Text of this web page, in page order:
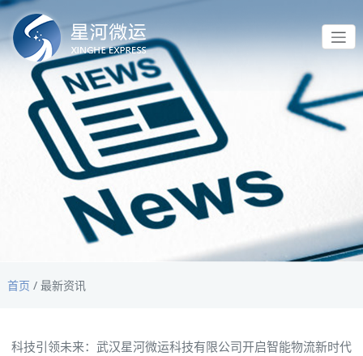
首页 / 最新资讯
科技引领未来：武汉星河微运科技有限公司开启智能物流新时代